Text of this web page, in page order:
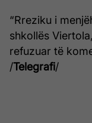
“Rreziku i
shkollës
refuzuar të
/Telegrafi/